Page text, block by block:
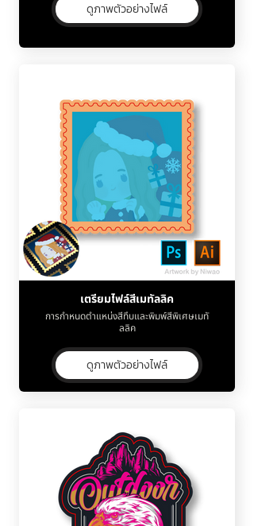
ดูภาพตัวอย่างไฟล์
เตรียมไฟล์สีเมทัลลิค
การกำหนดตำแหน่งสีทึบและพิมพ์สีพิเศษเมทั
ลลิค
ดูภาพตัวอย่างไฟล์